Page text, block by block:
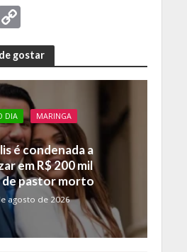
C
o
p
y
Li
n
k
gostar
DIA
MARINGA
é condenada a
em R$ 200 mil
de pastor morto
agosto de 2026